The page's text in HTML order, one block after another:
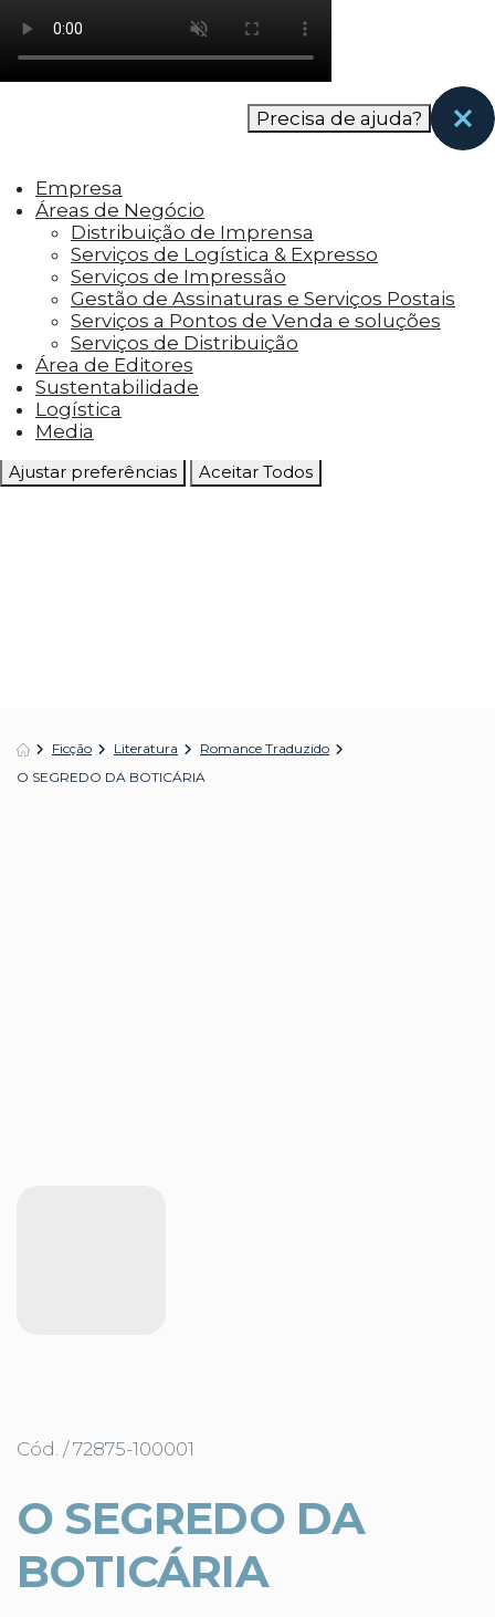
como os visitantes interagem com o site. Esses
cookies ajudam a fornecer informações sobre
as métricas do número de visitantes, taxa de
rejeição, origem do tráfego, etc.
funcionalidades, como compartilhar o
conteúdo do site em plataformas de social
media, coletar feedbacks e outros recursos de
terceiros.
Cookies Marketing
Os cookies de marketing são usados para
entregar aos visitantes anúncios
personalizados com base nas páginas que eles
visitaram antes e analisar a eficácia da
campanha publicitária.
Ajustar preferências Aceitar Todos
Precisa de ajuda?
Empresa
Áreas de Negócio
Distribuição de Imprensa
Serviços de Logística & Expresso
Serviços de Impressão
Gestão de Assinaturas e Serviços Postais
Serviços a Pontos de Venda e soluções
Serviços de Distribuição
Área de Editores
Sustentabilidade
Logística
Media
Ficção Literatura
Romance Traduzido
O SEGREDO DA BOTICÁRIA
Cód. / 72875-100001
O SEGREDO DA
BOTICÁRIA